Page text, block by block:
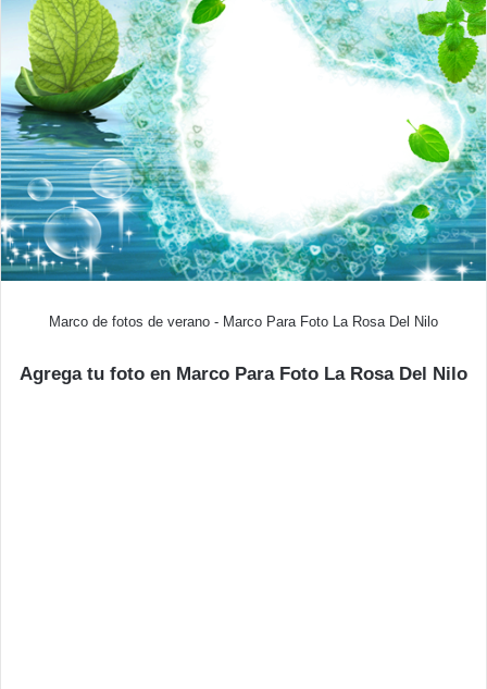
Marco de fotos de verano - Marco Para Foto La Rosa Del Nilo
Agrega tu foto en Marco Para Foto La Rosa Del Nilo